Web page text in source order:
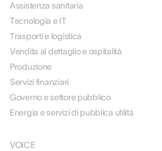
Assistenza sanitaria
Tecnologia e IT
Trasporti e logistica
Vendita al dettaglio e ospitalità
Produzione
Servizi finanziari
Governo e settore pubblico
Energia e servizi di pubblica utilità
VOICE